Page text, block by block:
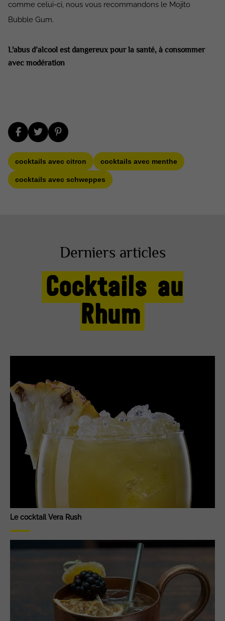
comme celui-ci, nous vous recommandons le Mojito
Bubble Gum.
L'abus d’alcool est dangereux pour la santé, à consommer
avec modération
cocktails avec citron cocktails avec menthe
cocktails avec schweppes
Derniers articles
Cocktails au
Rhum
Le cocktail Vera Rush